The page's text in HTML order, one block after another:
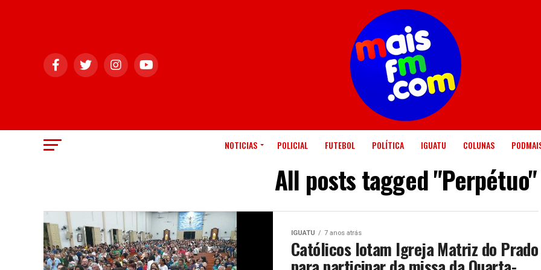
NOTICIAS POLICIAL FUTEBOL POLÍTICA IGUATU COLUNAS
All posts tagged "Perpétuo"
IGUATU 7 anos atrás
Católicos lotam Igreja Matriz do Prado